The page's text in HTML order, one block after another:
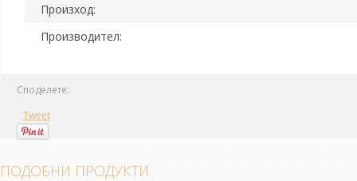
Произход:
Производител:
Споделете:
Tweet
ПОДОБНИ ПРОДУКТИ